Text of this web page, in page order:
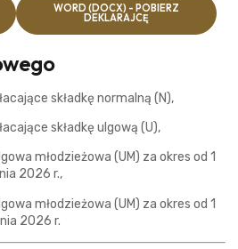
WORD (DOCX) - POBIERZ
DEKLARAJCĘ
składkę normalną (N),
składkę ulgową (U),
młodzieżowa (UM) za okres od 1
2026 r.,
młodzieżowa (UM) za okres od 1
2026 r.